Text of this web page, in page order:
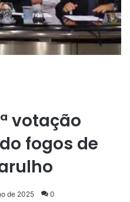
votação
fogos de
de 2025 0